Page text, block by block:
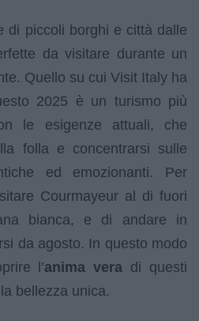
di piccoli borghi e città dalle
da visitare durante un
Quello su cui Visit Italy ha
2025 è un turismo più
le esigenze attuali, che
folla e concentrarsi sulle
ed emozionanti. Per
Courmayeur al di fuori
bianca, e di andare in
da agosto. In questo modo
l’anima vera di questi
bellezza unica.